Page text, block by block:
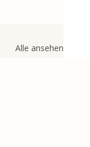
Alle ansehen